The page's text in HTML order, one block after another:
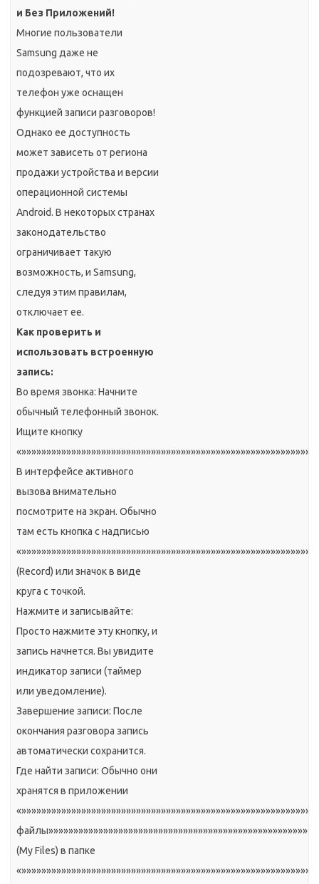
и Без Приложений!
Многие пользователи
Samsung даже не
подозревают, что их
телефон уже оснащен
функцией записи разговоров!
Однако ее доступность
может зависеть от региона
продажи устройства и версии
операционной системы
Android. В некоторых странах
законодательство
ограничивает такую
возможность, и Samsung,
следуя этим правилам,
отключает ее.
Как проверить и
использовать встроенную
запись:
Во время звонка: Начните
обычный телефонный звонок.
Ищите кнопку
В интерфейсе активного
вызова внимательно
посмотрите на экран. Обычно
там есть кнопка с надписью
(Record) или значок в виде
круга с точкой.
Нажмите и записывайте:
Просто нажмите эту кнопку, и
запись начнется. Вы увидите
индикатор записи (таймер
или уведомление).
Завершение записи: После
окончания разговора запись
автоматически сохранится.
Где найти записи: Обычно они
хранятся в приложении
(My Files) в папке